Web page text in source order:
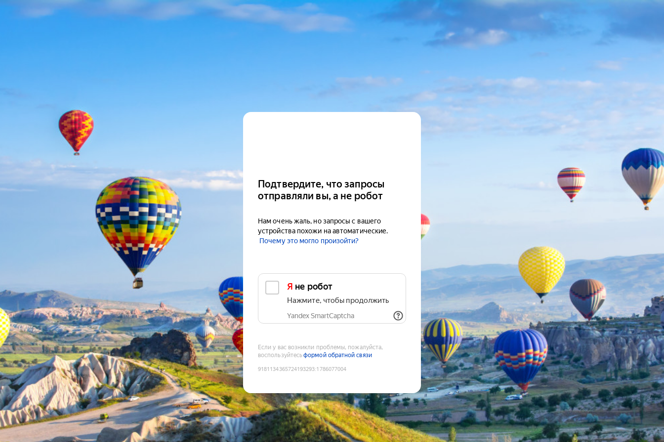
Подтвердите, что запросы
отправляли вы, а не робот
Нам очень жаль, но запросы с вашего
устройства похожи на автоматические.
Почему это могло произойти?
Я не робот
Нажмите, чтобы продолжить
Yandex SmartCaptcha
Если у вас возникли проблемы, пожалуйста,
воспользуйтесьформой обратной связи
9181134365724193293:1786077004